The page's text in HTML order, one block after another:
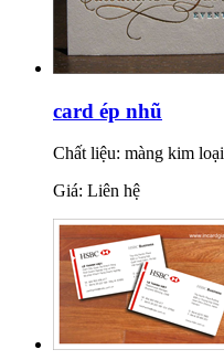
card ép nhũ
Chất liệu: màng kim loại
Giá: Liên hệ